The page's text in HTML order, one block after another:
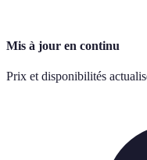
Mis à jour en continu
Prix et disponibilités